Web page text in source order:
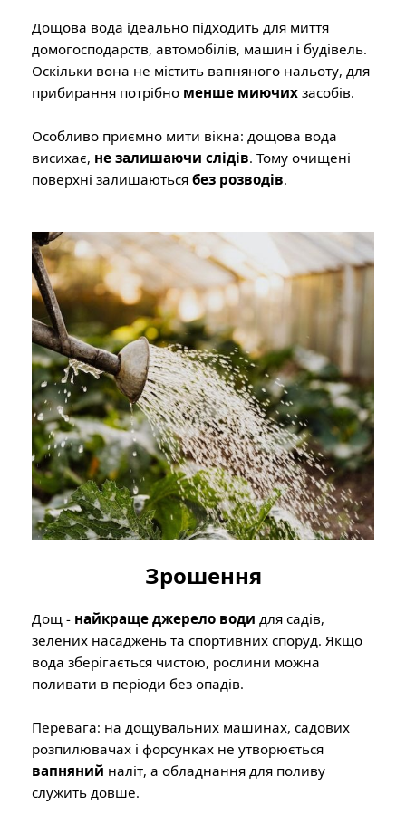
Дощова вода ідеально підходить для миття
домогосподарств, автомобілів, машин і будівель.
Оскільки вона не містить вапняного нальоту, для
прибирання потрібно менше миючих засобів.
Особливо приємно мити вікна: дощова вода
висихає, не залишаючи слідів. Тому очищені
поверхні залишаються без розводів.
Зрошення
Дощ - найкраще джерело води для садів,
зелених насаджень та спортивних споруд. Якщо
вода зберігається чистою, рослини можна
поливати в періоди без опадів.
Перевага: на дощувальних машинах, садових
розпилювачах і форсунках не утворюється
вапняний наліт, а обладнання для поливу
служить довше.